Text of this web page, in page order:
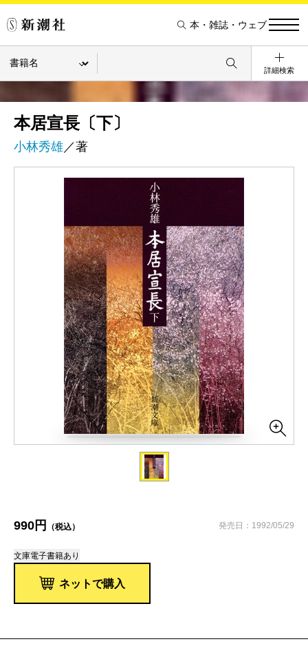
本・雑誌・ウェブ
詳細検索
本居宣長〔下〕
小林秀雄／著
990円 （税込） 発売日：1992/05/29
文庫電子書籍あり
ネットで購入